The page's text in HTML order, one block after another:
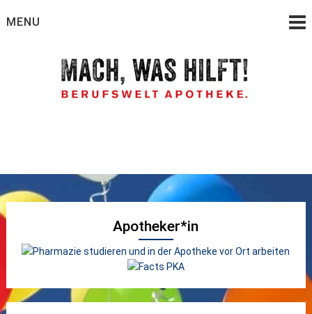
toMENU
Apothekerkammer
Hamburg
Apotheker*in